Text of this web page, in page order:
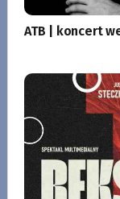
ATB | koncert